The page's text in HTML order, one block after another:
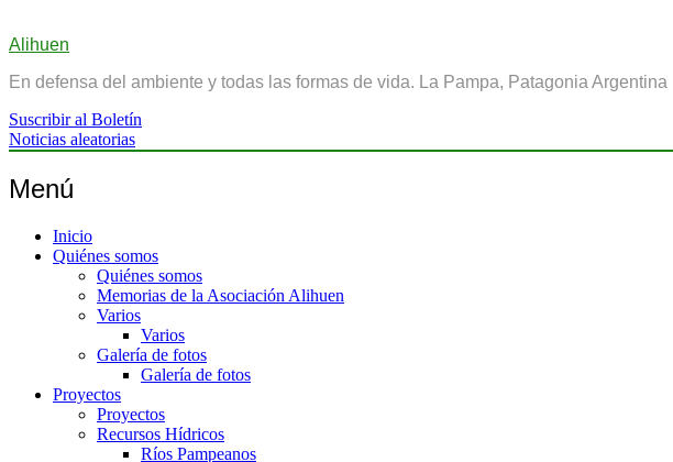
Alihuen
En defensa del ambiente y todas las formas de vida. La Pampa, Patagonia Argentina
Suscribir al Boletín
Noticias aleatorias
Menú
Inicio
Quiénes somos
Quiénes somos
Memorias de la Asociación Alihuen
Varios
Varios
Galería de fotos
Galería de fotos
Proyectos
Proyectos
Recursos Hídricos
Ríos Pampeanos